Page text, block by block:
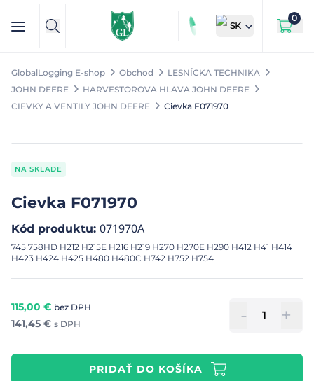
SK
0
GlobalLogging E-shop Obchod
LESNÍCKA TECHNIKA
JOHN DEERE
HARVESTOROVA HLAVA JOHN DEERE
CIEVKY A VENTILY JOHN DEERE
Cievka F071970
NA SKLADE
Cievka F071970
Kód produktu: 071970A
745 758HD H212 H215E H216 H219 H270 H270E H290 H412 H41 H414
H423 H424 H425 H480 H480C H742 H752 H754
115,00 € bez DPH
141,45 € s DPH - +
PRIDAŤ DO KOŠÍKA